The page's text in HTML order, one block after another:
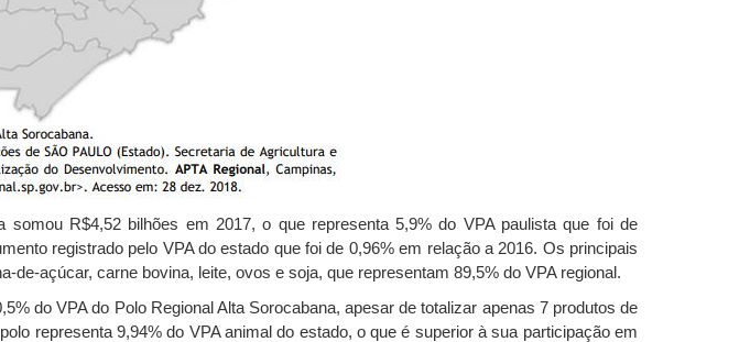
somou R$4,52 bilhões em 2017, o que representa 5,9% do VPA paulista que foi de
registrado pelo VPA do estado que foi de 0,96% em relação a 2016. Os principais
açúcar, carne bovina, leite, ovos e soja, que representam 89,5% do VPA regional.
do VPA do Polo Regional Alta Sorocabana, apesar de totalizar apenas 7 produtos de
representa 9,94% do VPA animal do estado, o que é superior à sua participação em